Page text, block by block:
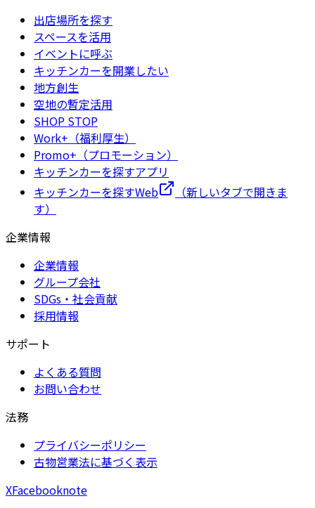
出店場所を探す
スペースを活用
イベントに呼ぶ
キッチンカーを開業したい
地方創生
空地の暫定活用
SHOP STOP
Work+（福利厚生）
Promo+（プロモーション）
キッチンカーを探すアプリ
キッチンカーを探すWeb
（新しいタブで開きま
す）
企業情報
企業情報
グループ会社
SDGs・社会貢献
採用情報
サポート
よくある質問
お問い合わせ
法務
プライバシーポリシー
古物営業法に基づく表示
XFacebooknote